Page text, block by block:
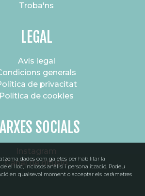
Troba'ns
LEGAL
Avís legal
generals
de privacitat
Política de cookies
SOCIALS
Instagram
Canal de difusió
dades com galetes per habilitar la
el lloc, inclosos anàlisi i personalització. Podeu
en qualsevol moment o acceptar els paràmetres